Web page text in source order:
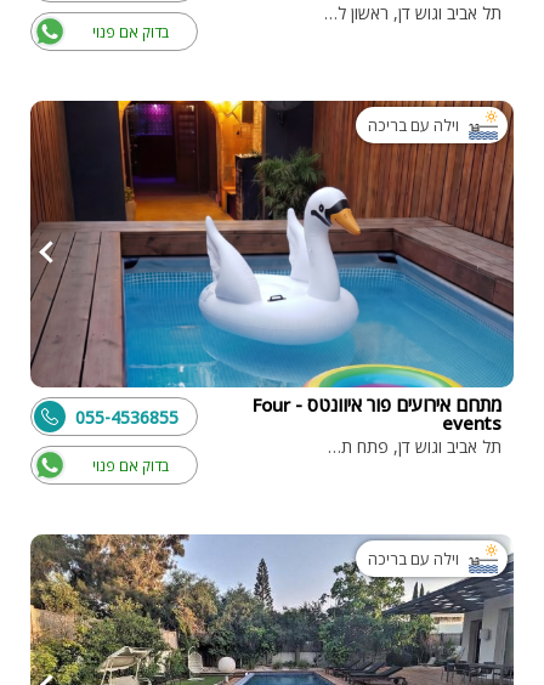
תל אביב וגוש דן, ראשון לציון
בדוק אם פנוי
וילה עם בריכה
מתחם אירועים פור איוונטס - Four
events
תל אביב וגוש דן, פתח תקווה
בדוק אם פנוי
055-4536855
וילה עם בריכה